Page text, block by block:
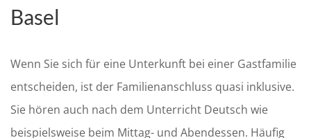
Basel
Wenn Sie sich für eine Unterkunft bei einer Gastfamilie
entscheiden, ist der Familienanschluss quasi inklusive.
Sie hören auch nach dem Unterricht Deutsch wie
beispielsweise beim Mittag- und Abendessen. Häufig